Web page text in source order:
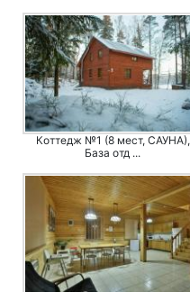
Коттедж №1 (8 мест, САУНА),
База отд ...